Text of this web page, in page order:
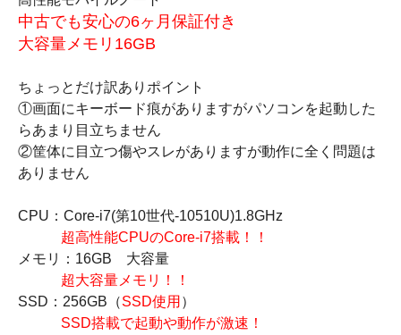
中古でも安心の6ヶ月保証付き
大容量メモリ16GB
ちょっとだけ訳ありポイント
①画面にキーボード痕がありますがパソコンを起動した
らあまり目立ちません
②筐体に目立つ傷やスレがありますが動作に全く問題は
ありません
CPU：Core-i7(第10世代-10510U)1.8GHz
超高性能CPUのCore-i7搭載！！
メモリ：16GB 大容量
超大容量メモリ！！
SSD：256GB（SSD使用 ）
SSD搭載で起動や動作が激速！